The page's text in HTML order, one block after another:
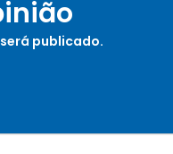
publicado.